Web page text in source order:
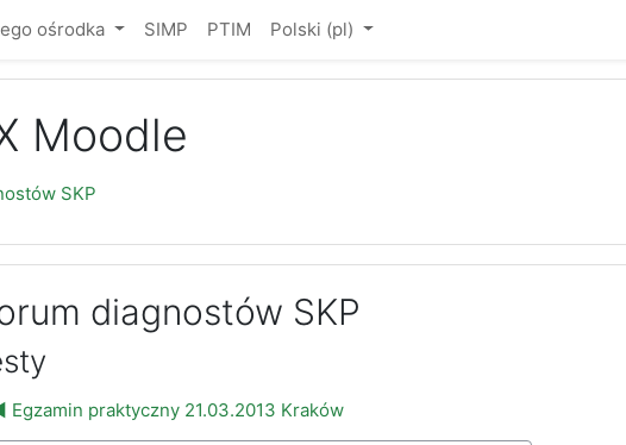
ośrodka SIMP PTIM Polski ‎(pl)‎
Moodle
SKP
diagnostów SKP
Egzamin praktyczny 21.03.2013 Kraków